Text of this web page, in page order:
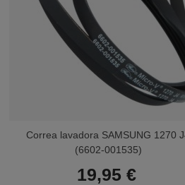
Correa lavadora SAMSUNG 1270
(6602-001535)
19,95 €